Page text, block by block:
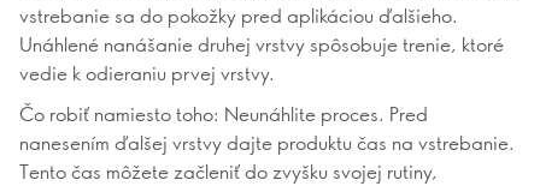
vstrebanie sa do pokožky pred aplikáciou ďalšieho.
Unáhlené nanášanie druhej vrstvy spôsobuje trenie, ktoré
vedie k odieraniu prvej vrstvy.
Čo robiť namiesto toho: Neunáhlite proces. Pred
nanesením ďalšej vrstvy dajte produktu čas na vstrebanie.
Tento čas môžete začleniť do zvyšku svojej rutiny,